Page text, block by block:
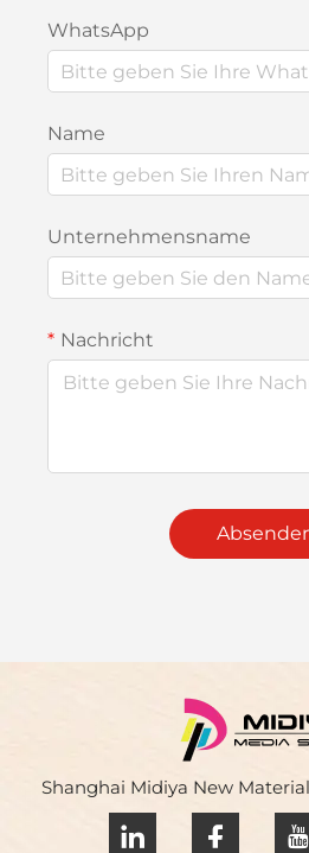
WhatsApp
Name
Unternehmensname
Nachricht
Shanghai Midiya New